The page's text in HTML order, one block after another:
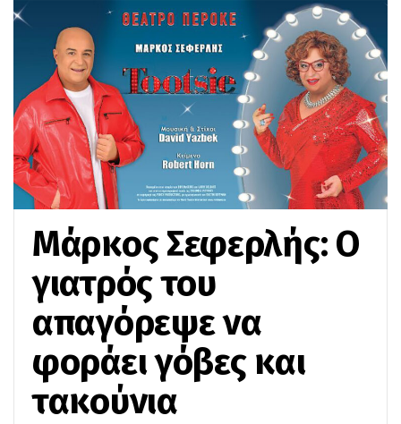
Μάρκος Σεφερλής: Ο
γιατρός του
απαγόρεψε να
φοράει γόβες και
τακούνια